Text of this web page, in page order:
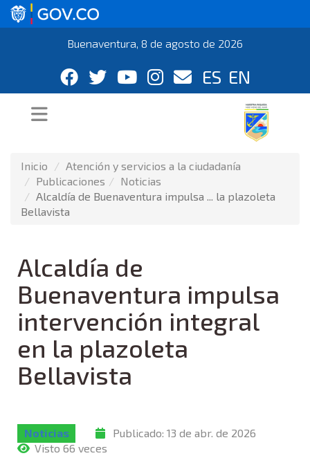
Buenaventura, 8 de agosto de 2026
ES EN
Inicio
Atención y servicios a la ciudadanía
Publicaciones
Noticias
Alcaldía de Buenaventura impulsa ... la plazoleta
Bellavista
Alcaldía de
Buenaventura impulsa
intervención integral
en la plazoleta
Bellavista
Noticias Publicado:13 de abr. de 2026
Visto 66 veces